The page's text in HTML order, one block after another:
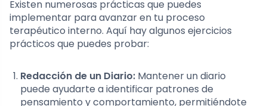
Existen numerosas prácticas que puedes
implementar para avanzar en tu proceso
terapéutico interno. Aquí hay algunos ejercicios
prácticos que puedes probar:
Redacción de un Diario: Mantener un diario
puede ayudarte a identificar patrones de
pensamiento y comportamiento, permitiéndote